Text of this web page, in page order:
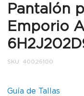
Pantalón
Emporio
SKU: 40026100
Guía de Tallas